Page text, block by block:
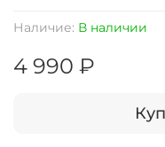
Наличие: В наличии
4 990 ₽